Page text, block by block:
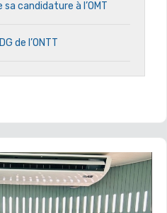
candidature à l’OMT
de l’ONTT